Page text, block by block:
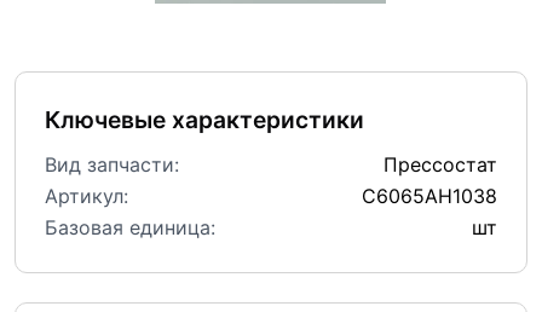
Ключевые характеристики
Вид запчасти:
Прессостат
Артикул:
C6065AH1038
Базовая единица:
шт